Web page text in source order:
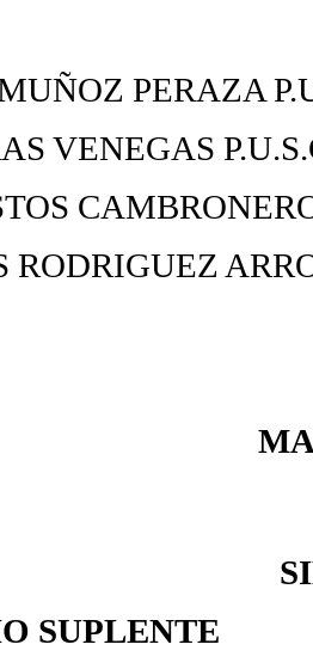
PERAZA
VENEGAS
RODRIGUEZ
SUPLENTE